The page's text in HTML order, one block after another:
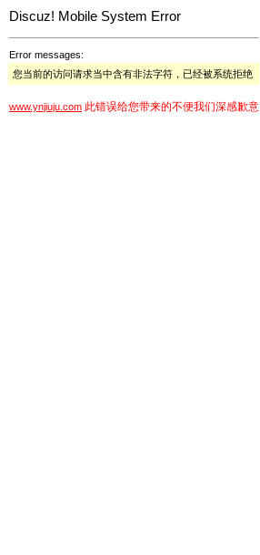
Discuz! Mobile System Error
Error messages:
您当前的访问请求当中含有非法字符，已经被系统拒绝
www.ynjiuju.com 此错误给您带来的不便我们深感歉意